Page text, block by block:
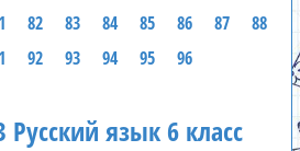
82 83 84 85 86 87
88
92 93 94 95 96
язык 6 класс